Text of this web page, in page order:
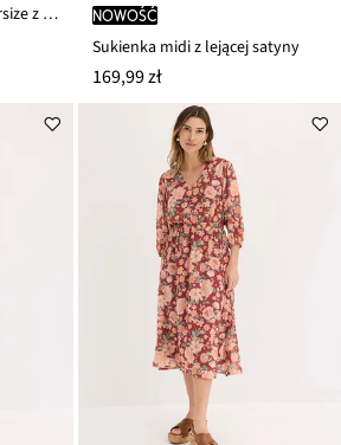
Sukienka T-shirtowa oversize z czystej bawełny (2 szt.) nowość
Sukienka midi z lejącej satyny
169,99 zł